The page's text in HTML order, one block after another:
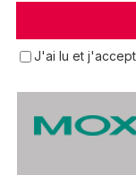
J'ai lu et